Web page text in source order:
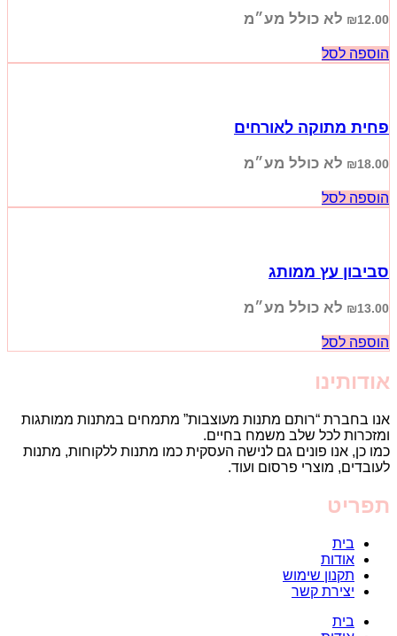
₪12.00 לא כולל מע״מ
הוספה לסל
פחית מתוקה לאורחים
₪18.00 לא כולל מע״מ
הוספה לסל
סביבון עץ ממותג
₪13.00 לא כולל מע״מ
הוספה לסל
אודותינו
אנו בחברת “רותם מתנות מעוצבות” מתמחים במתנות ממותגות
ומזכרות לכל שלב משמח בחיים.
כמו כן, אנו פונים גם לנישה העסקית כמו מתנות ללקוחות, מתנות
לעובדים, מוצרי פרסום ועוד.
תפריט
בית
אודות
תקנון שימוש
יצירת קשר
בית